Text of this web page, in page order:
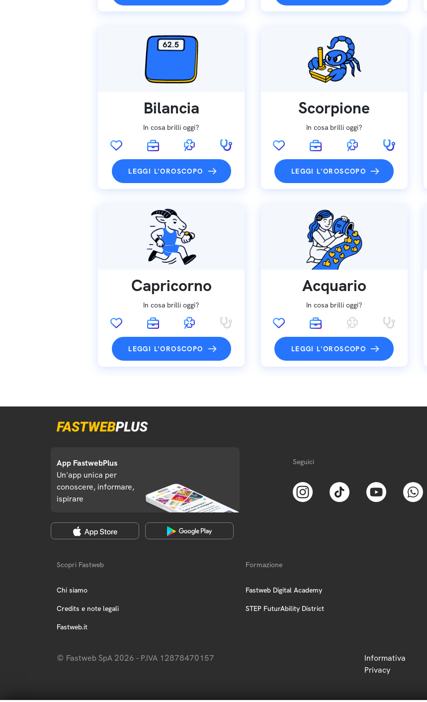
Bilancia
In cosa brilli oggi?
LEGGI L'OROSCOPO
Scorpione
In cosa brilli oggi?
LEGGI L'OROSCOPO
Capricorno
In cosa brilli oggi?
LEGGI L'OROSCOPO
Acquario
In cosa brilli oggi?
LEGGI L'OROSCOPO
App FastwebPlus
Un'app unica per
conoscere, informare,
ispirare
Seguici
Scopri Fastweb
Chi siamo
Credits e note legali
Fastweb.it
Formazione
Fastweb Digital Academy
STEP FuturAbility District
© Fastweb SpA 2026 - P.IVA 12878470157
Informativa
Privacy